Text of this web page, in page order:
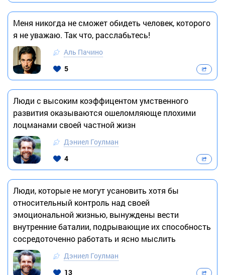
Меня никогда не сможет обидеть человек, которого
я не уважаю. Так что, расслабьтесь!
Аль Пачино
5
Люди с высоким коэффицентом умственного
развития оказываются ошеломляюще плохими
лоцманами своей частной жизн
Дэниел Гоулман
4
Люди, которые не могут усановить хотя бы
относительный контроль над своей
эмоциональной жизнью, вынуждены вести
внутренние баталии, подрывающие их способность
сосредоточенно работать и ясно мыслить
Дэниел Гоулман
13